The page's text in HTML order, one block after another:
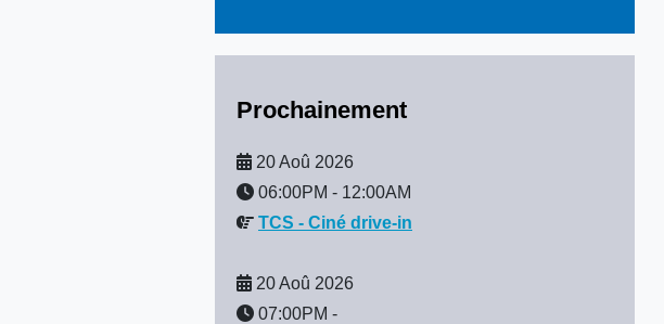
Prochainement
20 Aoû 2026
06:00PM - 12:00AM
TCS - Ciné drive-in
20 Aoû 2026
07:00PM -